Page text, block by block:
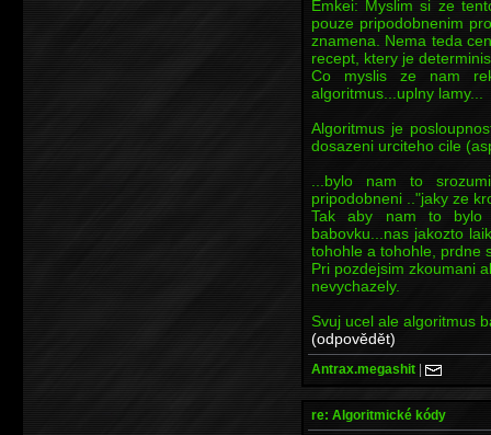
Emkei: Myslim si ze
pouze pripodobnenim
znamena. Nema teda
recept, ktery je
Co myslis ze nam
algoritmus...uplny lamy...
Algoritmus je
dosazeni urciteho cile
...bylo nam to
pripodobneni .."jaky ze
Tak aby nam to bylo
babovku...nas jakozto
tohohle a tohohle, prdne
Pri pozdejsim zkoumani
nevychazely.
Svuj ucel ale algoritmus
(odpovědět)
Antrax.megashit |
re: Algoritmické kódy